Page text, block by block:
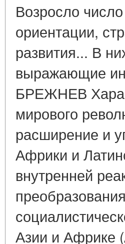
Возросло
ориентации,
развития... В
выражающие
БРЕЖНЕВ
мирового
расширение и
Африки и
внутренней
Азии и Африке